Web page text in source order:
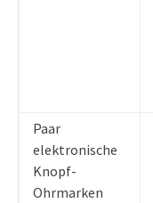
Paar
elektronische
Knopf-
Ohrmarken